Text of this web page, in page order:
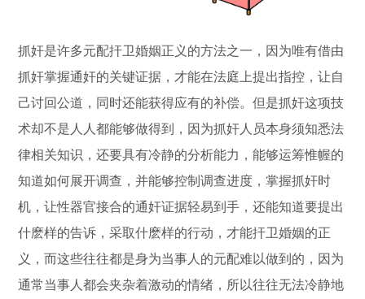
抓奸是许多元配扞卫婚姻正义的方法之一，因为唯有借由
抓奸掌握通奸的关键证据，才能在法庭上提出指控，让自
己讨回公道，同时还能获得应有的补偿。但是抓奸这项技
术却不是人人都能够做得到，因为抓奸人员本身须知悉法
律相关知识，还要具有冷静的分析能力，能够运筹惟幄的
知道如何展开调查，并能够控制调查进度，掌握抓奸时
机，让性器官接合的通奸证据轻易到手，还能知道要提出
什麽样的告诉，采取什麽样的行动，才能扞卫婚姻的正
义，而这些往往都是身为当事人的元配难以做到的，因为
通常当事人都会夹杂着激动的情绪，所以往往无法冷静地